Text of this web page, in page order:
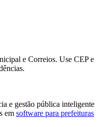
e Correios. Use CEP e
e gestão pública inteligente
em software para prefeituras